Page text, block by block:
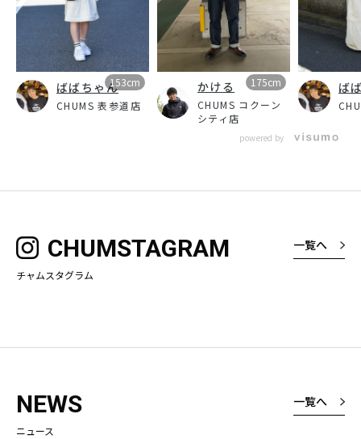
CHUMS 表参道店
ばばちゃん153cm
CHUMS コクーン
シティ店
かける
175cm
ば
powered by
CHUMSTAGRAM
チャムスタグラム
一覧へ
NEWS
ニュース
一覧へ